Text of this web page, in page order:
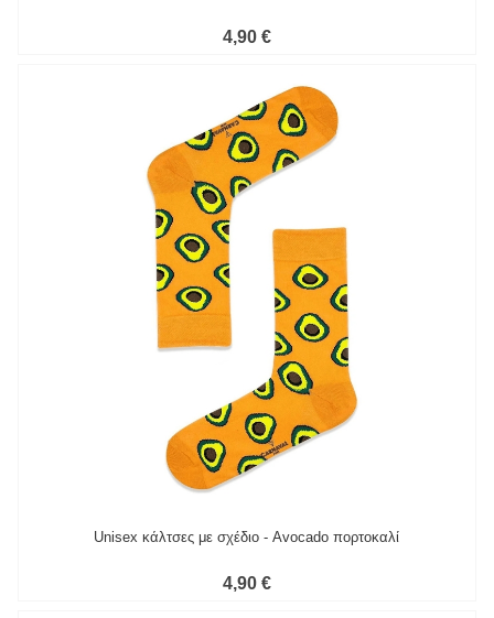
4,90 €
Unisex κάλτσες με σχέδιο - Avocado πορτοκαλί
4,90 €